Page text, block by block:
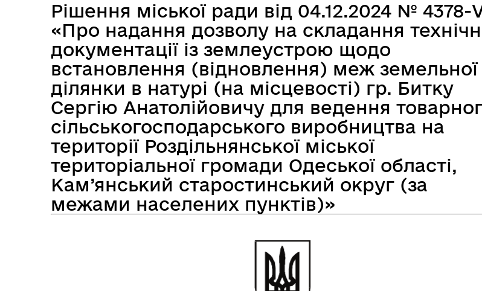
Засідання виконавчого
комітету
Рада безбар’єрності
Рішення міської ради від 04.12.2024 № 4378-
«Про надання дозволу на складання
документації із землеустрою щодо
встановлення (відновлення) меж земельної
ділянки в натурі (на місцевості) гр. Битку
Сергію Анатолійовичу для ведення
сільськогосподарського виробництва на
території Роздільнянської міської
територіальної громади Одеської області,
Кам’янський старостинський округ (за
межами населених пунктів)»